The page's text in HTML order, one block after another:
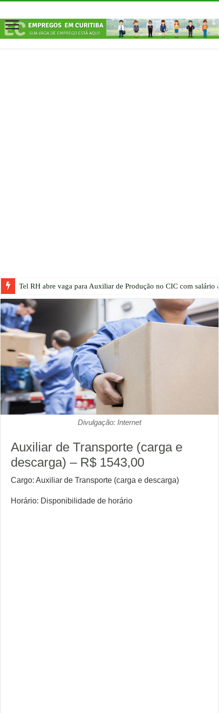
Tel RH abre vaga para Auxiliar de Produção no CIC com salário
Divulgação: Internet
Auxiliar de Transporte (carga e
descarga) – R$ 1543,00
Cargo: Auxiliar de Transporte (carga e descarga)
Horário: Disponibilidade de horário